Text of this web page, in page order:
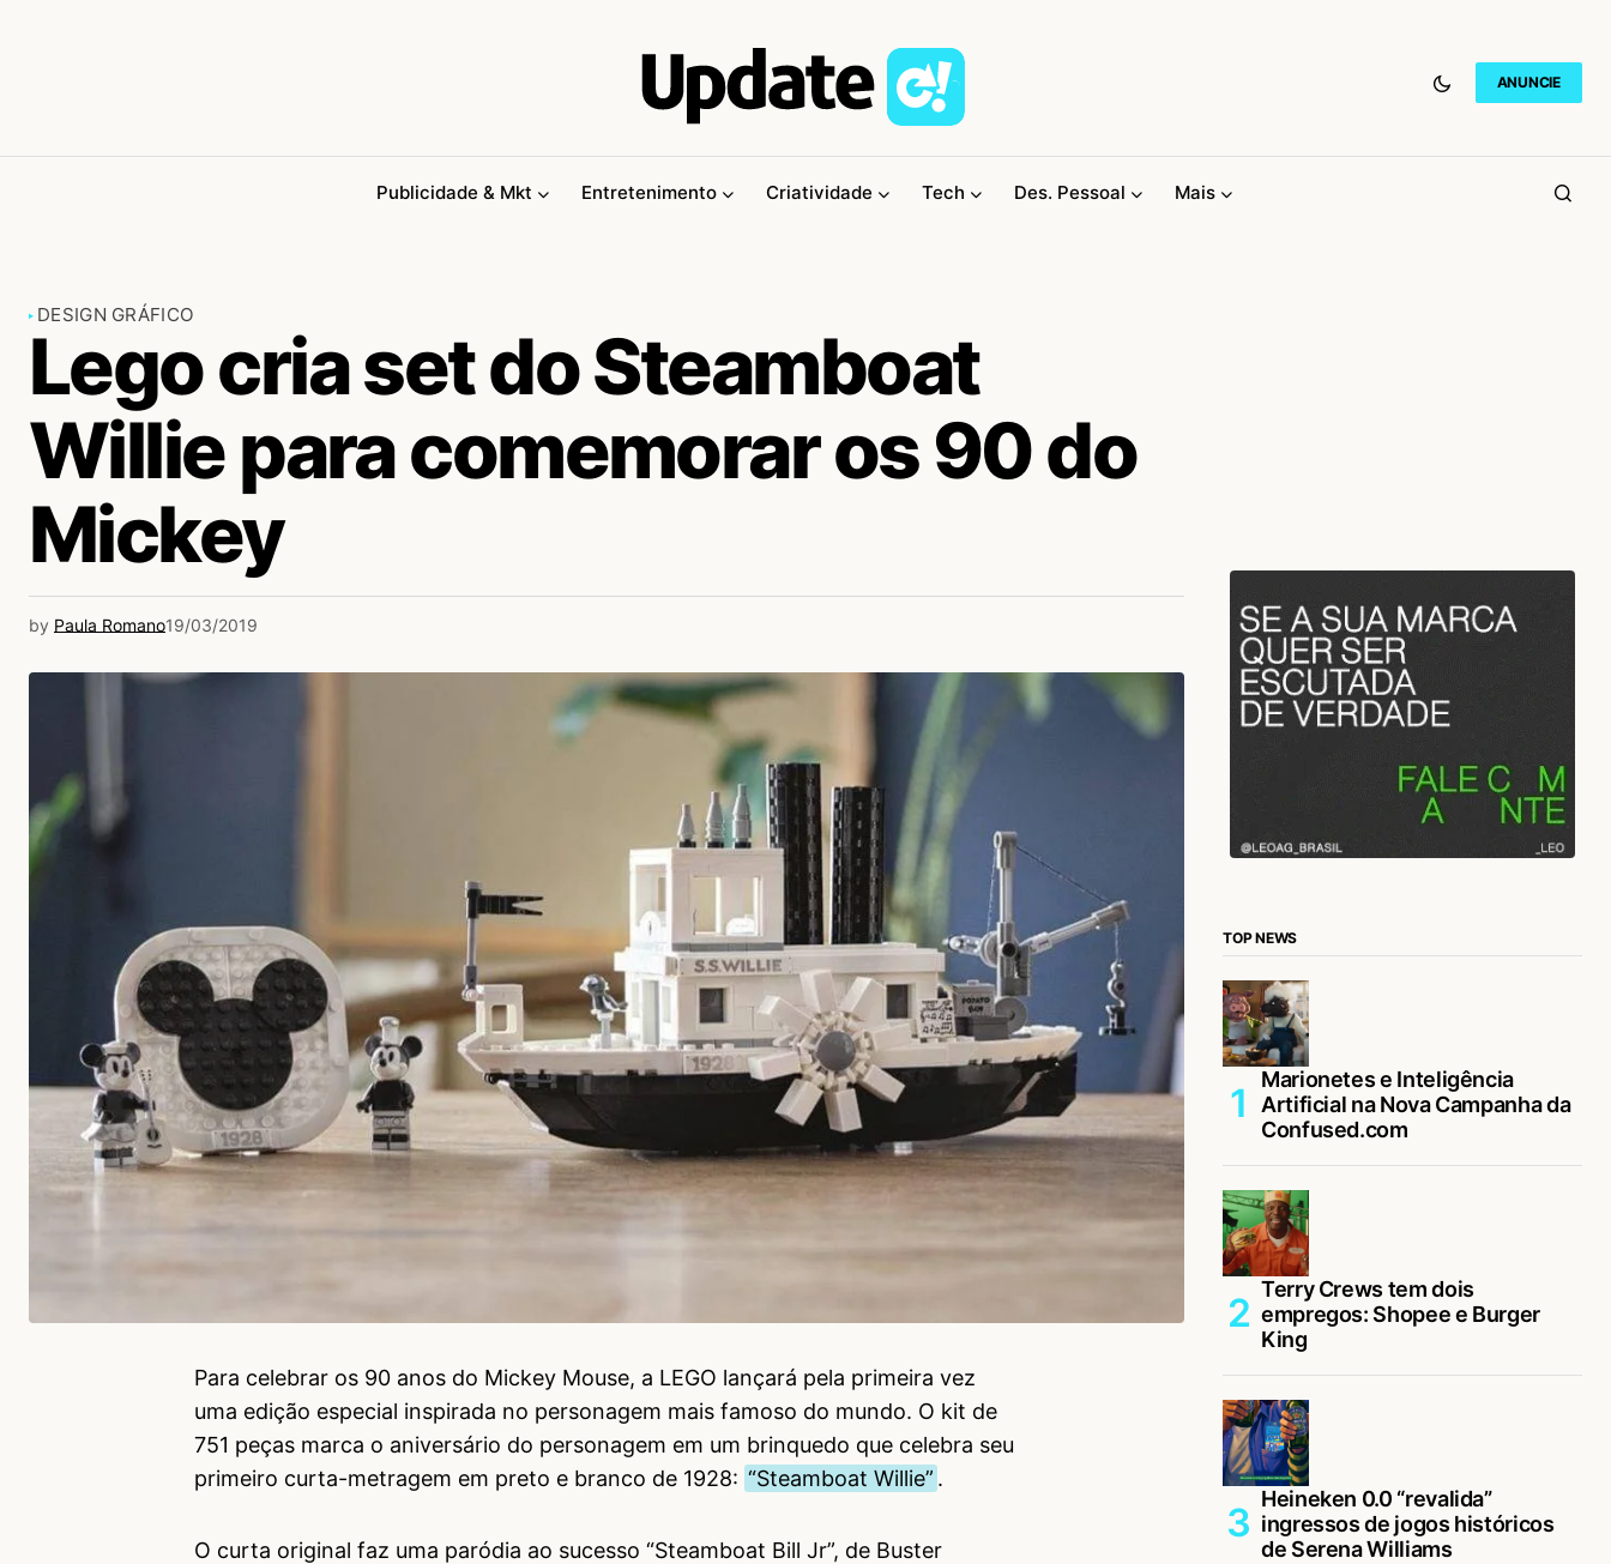
ANUNCIE
Publicidade & Mkt Entretenimento Criatividade Tech Des. Pessoal Mais
DESIGN GRÁFICO
Lego cria set do Steamboat
Willie para comemorar os 90 do
Mickey
by Paula Romano19/03/2019
Para celebrar os 90 anos do Mickey Mouse, a LEGO lançará pela primeira vez
uma edição especial inspirada no personagem mais famoso do mundo. O kit de
751 peças marca o aniversário do personagem em um brinquedo que celebra seu
primeiro curta-metragem em preto e branco de 1928: “Steamboat Willie” .
O curta original faz uma paródia ao sucesso “Steamboat Bill Jr”, de Buster
TOP NEWS
Marionetes e Inteligência
Artificial na Nova Campanha da
Confused.com
Terry Crews tem dois
empregos: Shopee e Burger
King
Heineken 0.0 “revalida”
ingressos de jogos históricos
de Serena Williams